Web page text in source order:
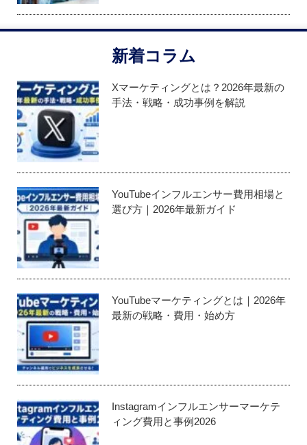
新着コラム
Xマーケティングとは？2026年最新の
手法・戦略・成功事例を解説
YouTubeインフルエンサー費用相場と
選び方｜2026年最新ガイド
YouTubeマーケティングとは｜2026年
最新の戦略・費用・始め方
Instagramインフルエンサーマーケテ
ィング費用と事例2026